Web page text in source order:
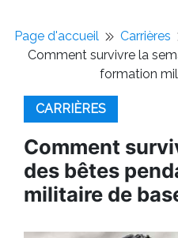
Page d'accueil
Carrières
Comment survivre la
formation
CARRIÈRES
Comment
des bêtes
militaire de